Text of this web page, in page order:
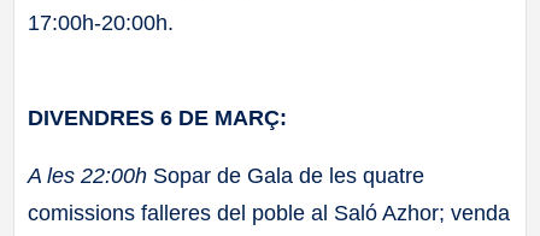
17:00h-20:00h.
DIVENDRES 6 DE MARÇ:
A les 22:00h Sopar de Gala de les quatre
comissions falleres del poble al Saló Azhor; venda